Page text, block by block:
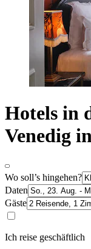
Hotels in
Venedig
Wo soll’s hingehen?
Daten
Gäste
Ich reise geschäftlich